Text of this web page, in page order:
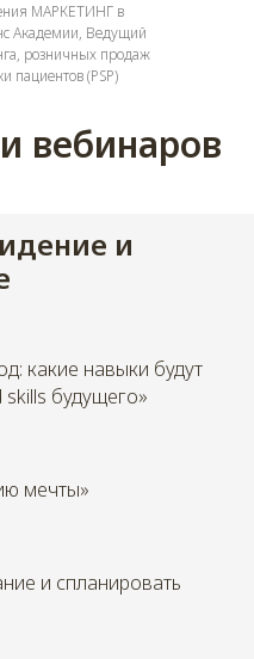
МАРКЕТИНГ в
Академии, Ведущий
розничных продаж
пациентов (PSP)
вебинаров
и
какие навыки будут
будущего»
мечты»
и спланировать